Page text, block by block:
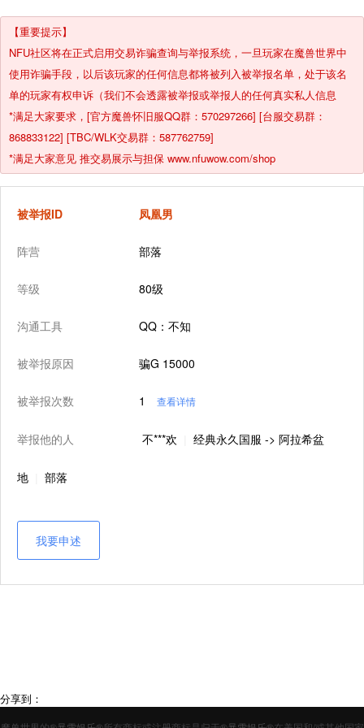
【重要提示】
NFU社区将在正式启用交易诈骗查询与举报系统，一旦玩家在魔兽世界中
使用诈骗手段，以后该玩家的任何信息都将被列入被举报名单，处于该名
单的玩家有权申诉（我们不会透露被举报或举报人的任何真实私人信息
*满足大家要求，[官方魔兽怀旧服QQ群：570297266] [台服交易群：
868833122] [TBC/WLK交易群：587762759]
*满足大家意见 推交易展示与担保 www.nfuwow.com/shop
被举报ID 凤凰男
阵营 部落
等级 80级
沟通工具 QQ：不知
被举报原因 骗G 15000
被举报次数 1 查看详情
举报他的人 不***欢 经典永久国服 -> 阿拉希盆
地 部落
我要申述
分享到：